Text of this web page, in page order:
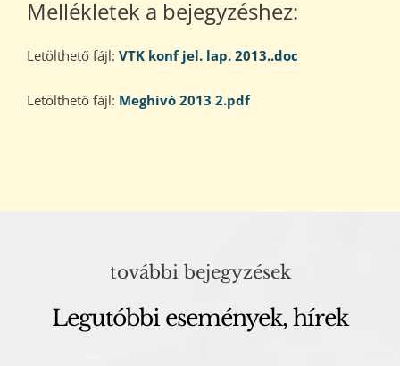
Mellékletek a bejegyzéshez:
Letölthető fájl: VTK konf jel. lap. 2013..doc
Letölthető fájl: Meghívó 2013 2.pdf
további bejegyzések
Legutóbbi események, hírek